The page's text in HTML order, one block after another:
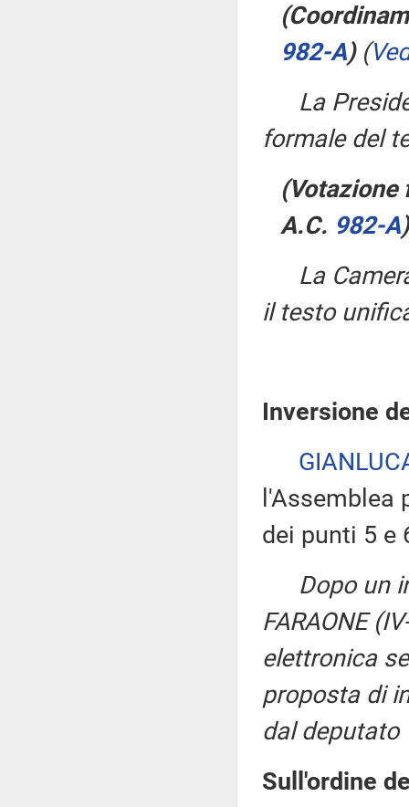
982-A​) (
La
formale del
(Votazione
A.C. 982-A​)
La
il testo
Inversione
dei punti 5 e
Dopo un
FARAONE
elettronica
proposta di
dal deputato
Sull'ordine